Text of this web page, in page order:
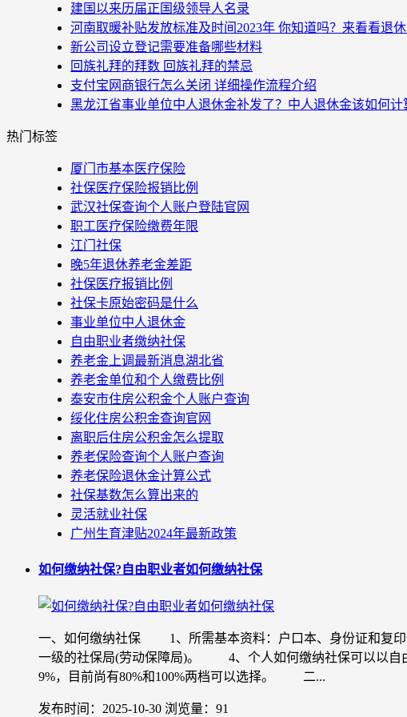
建国以来历届正国级领导人名录
河南取暖补贴发放标准及时间2023年 你知道吗？来看看退休
新公司设立登记需要准备哪些材料
回族礼拜的拜数 回族礼拜的禁忌
支付宝网商银行怎么关闭 详细操作流程介绍
黑龙江省事业单位中人退休金补发了？中人退休金该如何计
热门标签
厦门市基本医疗保险
社保医疗保险报销比例
武汉社保查询个人账户登陆官网
职工医疗保险缴费年限
江门社保
晚5年退休养老金差距
社保医疗报销比例
社保卡原始密码是什么
事业单位中人退休金
自由职业者缴纳社保
养老金上调最新消息湖北省
养老金单位和个人缴费比例
泰安市住房公积金个人账户查询
绥化住房公积金查询官网
离职后住房公积金怎么提取
养老保险查询个人账户查询
养老保险退休金计算公式
社保基数怎么算出来的
灵活就业社保
广州生育津贴2024年最新政策
如何缴纳社保?自由职业者如何缴纳社保
一、如何缴纳社保 1、所需基本资料：户口本、身份证和复
一级的社保局(劳动保障局)。 4、个人如何缴纳社保可以以自
9%，目前尚有80%和100%两档可以选择。 二...
发布时间：2025-10-30 浏览量：91